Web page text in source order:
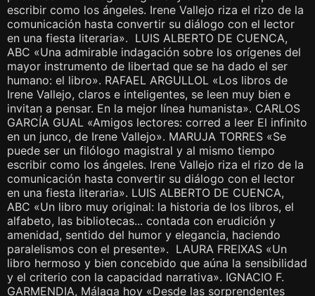
escribir como los ángeles. Irene Vallejo riza el rizo de la
comunicación hasta convertir su diálogo con el lector
en una fiesta literaria». LUIS ALBERTO DE CUENCA,
ABC «Una admirable indagación sobre los orígenes del
mayor instrumento de libertad que se ha dado el ser
humano: el libro». RAFAEL ARGULLOL «Los libros de
Irene Vallejo, claros e inteligentes, se leen muy bien e
invitan a pensar. En la mejor línea humanista». CARLOS
GARCÍA GUAL «Amigos lectores: corred a leer El infinito
en un junco, de Irene Vallejo». MARUJA TORRES «Se
puede ser un filólogo magistral y al mismo tiempo
escribir como los ángeles. Irene Vallejo riza el rizo de la
comunicación hasta convertir su diálogo con el lector
en una fiesta literaria». LUIS ALBERTO DE CUENCA,
ABC «Un libro muy original: la historia de los libros, el
alfabeto, las bibliotecas... contada con erudición y
amenidad, sentido del humor y elegancia, haciendo
paralelismos con el presente». LAURA FREIXAS «Un
libro hermoso y bien concebido que aúna la sensibilidad
y el criterio con la capacidad narrativa». IGNACIO F.
GARMENDIA, Málaga hoy «Desde las sorprendentes